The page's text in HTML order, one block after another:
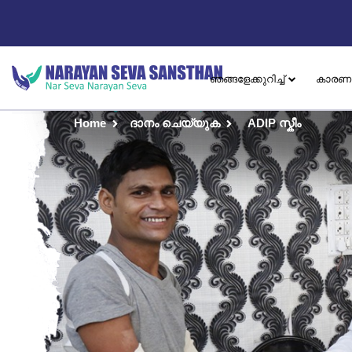
ഞങ്ങളേക്കുറിച്ച്
Home ദാനം ചെയ്യുക ADIP സ്കീം